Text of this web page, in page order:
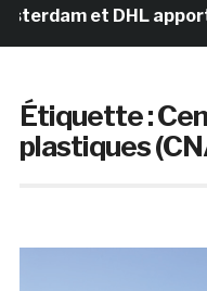
et DHL apportent
Étiquette :
plastiques